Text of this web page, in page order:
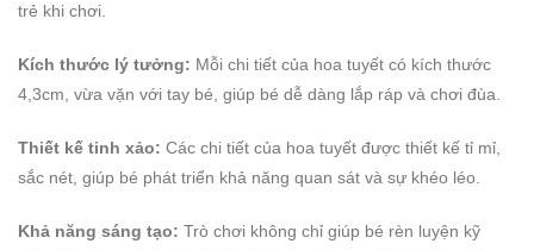
trẻ khi chơi.
Kích thước lý tưởng: Mỗi chi tiết của hoa tuyết có kích thước
4,3cm, vừa vặn với tay bé, giúp bé dễ dàng lắp ráp và chơi đùa.
Thiết kế tinh xảo: Các chi tiết của hoa tuyết được thiết kế tỉ mỉ,
sắc nét, giúp bé phát triển khả năng quan sát và sự khéo léo.
Khả năng sáng tạo: Trò chơi không chỉ giúp bé rèn luyện kỹ